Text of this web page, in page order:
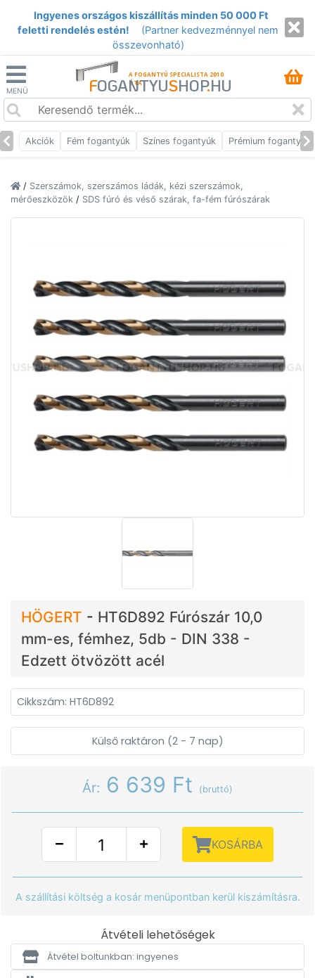
Ingyenes országos kiszállítás minden 50 000 Ft
feletti rendelés estén!
(Partner kedvezménnyel nem
összevonható)
MENÜ
A FOGANTYÚ SPECIALISTA 2010
ÓTA
FOGANTYUSHOP.HU
Akciók Fém fogantyúk Színes fogantyúk Prémium fogantyúk
/ Szerszámok, szerszámos ládák, kézi szerszámok,
mérőeszközök / SDS fúró és véső szárak, fa-fém fúrószárak
HÖGERT - HT6D892 Fúrószár 10,0
mm-es, fémhez, 5db - DIN 338 -
Edzett ötvözött acél
Cikkszám: HT6D892
Külső raktáron (2 - 7 nap)
Ár: 6 639 Ft (bruttó)
KOSÁRBA
A szállítási költség a kosár menüpontban kerül kiszámításra.
Átvételi lehetőségek
Átvétel boltunkban: ingyenes